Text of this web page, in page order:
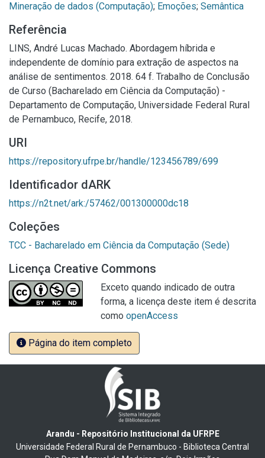
Mineração de dados (Computação); Emoções; Semântica
Referência
LINS, André Lucas Machado. Abordagem híbrida e
independente de domínio para extração de aspectos na
análise de sentimentos. 2018. 64 f. Trabalho de Conclusão
de Curso (Bacharelado em Ciência da Computação) -
Departamento de Computação, Universidade Federal Rural
de Pernambuco, Recife, 2018.
URI
https://repository.ufrpe.br/handle/123456789/699
Identificador dARK
https://n2t.net/ark:/57462/001300000dc18
Coleções
TCC - Bacharelado em Ciência da Computação (Sede)
Licença Creative Commons
Exceto quando indicado de outra
forma, a licença deste item é descrita
como openAccess
Página do item completo
Arandu - Repositório Institucional da UFRPE
Universidade Federal Rural de Pernambuco - Biblioteca Central